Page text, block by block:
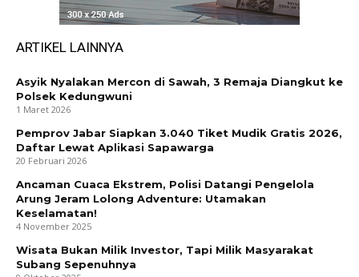
ARTIKEL LAINNYA
Asyik Nyalakan Mercon di Sawah, 3 Remaja Diangkut ke
Polsek Kedungwuni
1 Maret 2026
Pemprov Jabar Siapkan 3.040 Tiket Mudik Gratis 2026,
Daftar Lewat Aplikasi Sapawarga
20 Februari 2026
Ancaman Cuaca Ekstrem, Polisi Datangi Pengelola
Arung Jeram Lolong Adventure: Utamakan
Keselamatan!
4 November 2025
Wisata Bukan Milik Investor, Tapi Milik Masyarakat
Subang Sepenuhnya